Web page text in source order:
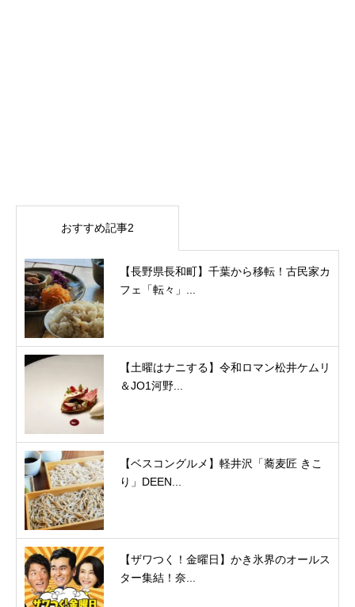
おすすめ記事2
【長野県長和町】千葉から移転！古民家カ
フェ「転々」...
【土曜はナニする】令和ロマン松井ケムリ
＆JO1河野...
【ベスコングルメ】軽井沢「蕎麦匠 きこ
り」DEEN...
【ザワつく！金曜日】かき氷界のオールス
ター集結！奈...